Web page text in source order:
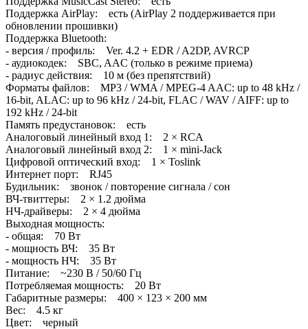
Поддержка AirPlay: есть (AirPlay 2 поддерживается при
обновлении прошивки)
Поддержка Bluetooth:
- версия / профиль: Ver. 4.2 + EDR / A2DP, AVRCP
- аудиокодек: SBC, AAC (только в режиме приема)
- радиус действия: 10 м (без препятствий)
Форматы файлов: MP3 / WMA / MPEG-4 AAC: up to 48 kHz /
16-bit, ALAC: up to 96 kHz / 24-bit, FLAC / WAV / AIFF: up to
192 kHz / 24-bit
Память предустановок: есть
Аналоговый линейный вход 1: 2 × RCA
Аналоговый линейный вход 2: 1 × mini-Jack
Цифровой оптический вход: 1 × Toslink
Интернет порт: RJ45
Будильник: звонок / повторение сигнала / сон
ВЧ-твиттеры: 2 × 1.2 дюйма
НЧ-драйверы: 2 × 4 дюйма
Выходная мощность:
- общая: 70 Вт
- мощность ВЧ: 35 Вт
- мощность НЧ: 35 Вт
Питание: ~230 В / 50/60 Гц
Потребляемая мощность: 20 Вт
Габаритные размеры: 400 × 123 × 200 мм
Вес: 4.5 кг
Цвет: черный